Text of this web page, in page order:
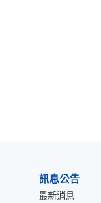
訊息公告
最新消息